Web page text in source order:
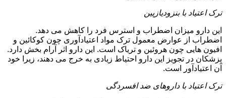
ترک اعتیاد با بنزودیازپین
این دارو میزان اضطراب و استرس فرد را کاهش می دهد.
اضطراب از عوارض معمول ترک مواد اعتیادآوری چون کوکائین و
افیون هایی چون هروئین و تریاک است. این دارو اثر آرام بخش دارد.
پزشکان در تجویز این دارو احتیاط زیادی به خرج می دهند، زیرا خود
آن اعتیادآور است.
ترک اعتیاد با داروهای ضد افسردگی